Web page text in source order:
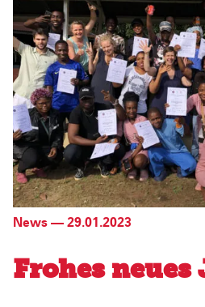
News — 29.01.2023
Frohes neues